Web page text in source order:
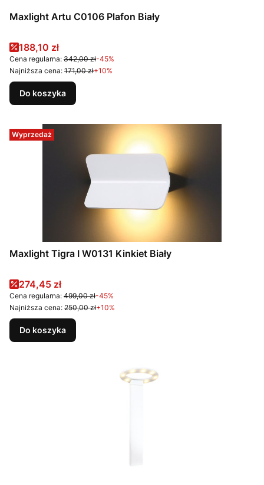
Maxlight Artu C0106 Plafon Biały
Cena promocyjna
188,10 zł
Cena regularna: 342,00 zł-45%
Najniższa cena: 171,00 zł+10%
Do koszyka
Wyprzedaż
Maxlight Tigra I W0131 Kinkiet Biały
Cena promocyjna
274,45 zł
Cena regularna: 499,00 zł-45%
Najniższa cena: 250,00 zł+10%
Do koszyka